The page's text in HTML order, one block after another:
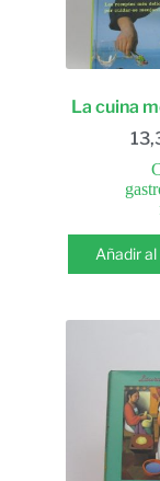
La cuina
Añadir